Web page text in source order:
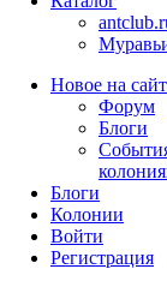
Новое на
Форум
Блоги
Блоги
Колонии
Войти
Peгиcтpaция